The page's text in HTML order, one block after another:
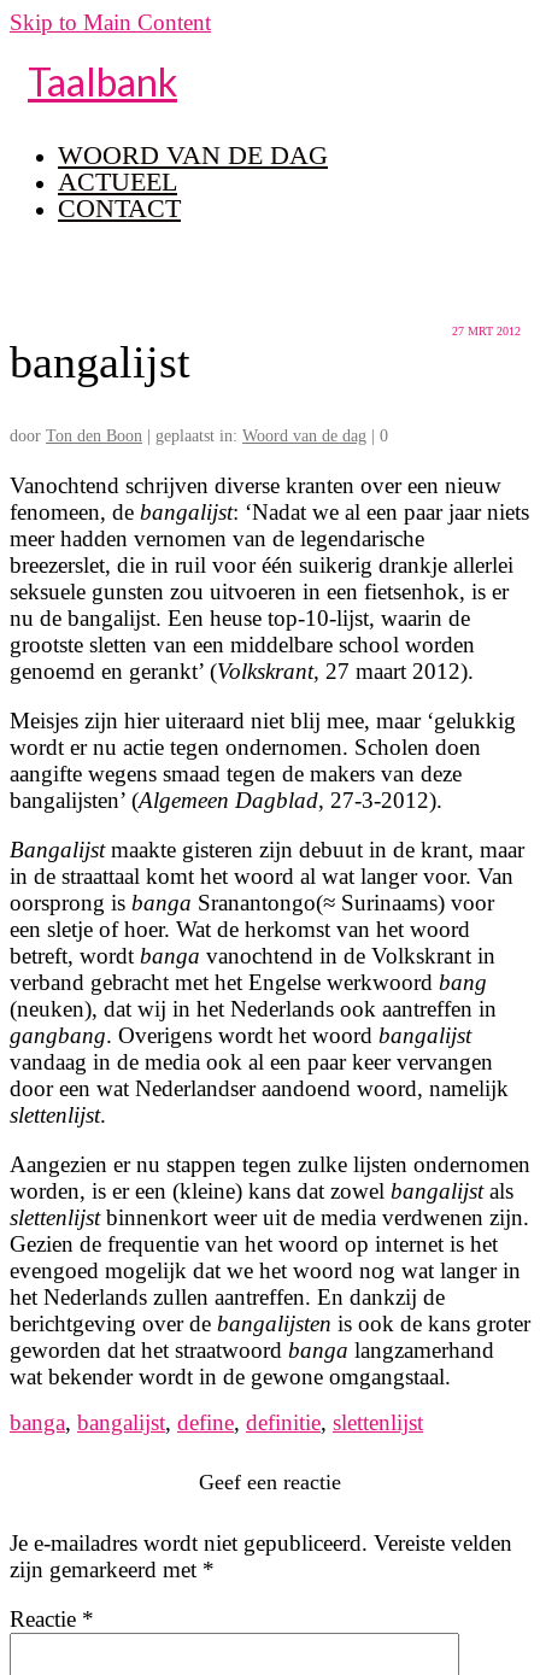
Skip to Main Content
Taalbank
WOORD VAN DE DAG
ACTUEEL
CONTACT
27 MRT 2012
bangalijst
door Ton den Boon geplaatst in: Woord van de dag 0
Vanochtend schrijven diverse kranten over een nieuw
fenomeen, de bangalijst: ‘Nadat we al een paar jaar niets
meer hadden vernomen van de legendarische
breezerslet, die in ruil voor één suikerig drankje allerlei
seksuele gunsten zou uitvoeren in een fietsenhok, is er
nu de bangalijst. Een heuse top-10-lijst, waarin de
grootste sletten van een middelbare school worden
genoemd en gerankt’ (Volkskrant, 27 maart 2012).
Meisjes zijn hier uiteraard niet blij mee, maar ‘gelukkig
wordt er nu actie tegen ondernomen. Scholen doen
aangifte wegens smaad tegen de makers van deze
bangalijsten’ (Algemeen Dagblad, 27-3-2012).
Bangalijstmaakte gisteren zijn debuut in de krant, maar
in de straattaal komt het woord al wat langer voor. Van
oorsprong is banga Sranantongo(≈ Surinaams) voor
een sletje of hoer. Wat de herkomst van het woord
betreft, wordt banga vanochtend in de Volkskrant in
verband gebracht met het Engelse werkwoord bang
(neuken), dat wij in het Nederlands ook aantreffen in
gangbang. Overigens wordt het woord bangalijst
vandaag in de media ook al een paar keer vervangen
door een wat Nederlandser aandoend woord, namelijk
slettenlijst.
Aangezien er nu stappen tegen zulke lijsten ondernomen
worden, is er een (kleine) kans dat zowel bangalijstals
slettenlijstbinnenkort weer uit de media verdwenen zijn.
Gezien de frequentie van het woord op internet is het
evengoed mogelijk dat we het woord nog wat langer in
het Nederlands zullen aantreffen. En dankzij de
berichtgeving over de bangalijsten is ook de kans groter
geworden dat het straatwoord banga langzamerhand
wat bekender wordt in de gewone omgangstaal.
banga, bangalijst, define, definitie, slettenlijst
Geef een reactie
Je e-mailadres wordt niet gepubliceerd. Vereiste velden
zijn gemarkeerd met *
Reactie *